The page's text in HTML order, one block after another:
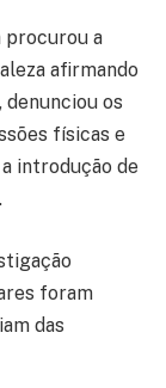
procurou a
afirmando
denunciou os
físicas e
introdução de
foram
das